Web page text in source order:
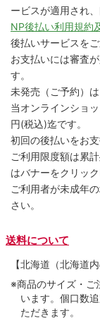
ービスが適用され
NP後払い利用規約
後払いサービスをご
お支払いには審査
す。
未発売（ご予約）
当オンラインショ
円(税込)迄です。
初回の後払いをお
ご利用限度額は累
はバナーをクリッ
ご利用者が未成年
さい。
送料について
【北海道（北海道
※商品のサイズ・ご
います。個口数
ただきます。